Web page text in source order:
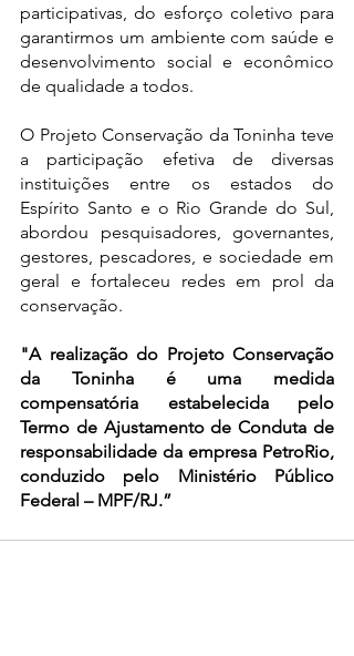
participativas, do esforço coletivo para
garantirmos um ambiente com saúde e
desenvolvimento social e econômico
de qualidade a todos.
O Projeto Conservação da Toninha teve
a participação efetiva de diversas
instituições entre os estados do
Espírito Santo e o Rio Grande do Sul,
abordou pesquisadores, governantes,
gestores, pescadores, e sociedade em
geral e fortaleceu redes em prol da
conservação.
"A realização do Projeto Conservação
da Toninha é uma medida
compensatória estabelecida pelo
Termo de Ajustamento de Conduta de
responsabilidade da empresa PetroRio,
conduzido pelo Ministério Público
Federal – MPF/RJ.”